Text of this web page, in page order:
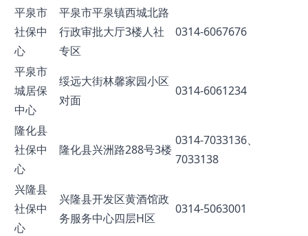
平泉市
社保中
心
平泉市平泉镇西城北路
行政审批大厅3楼人社
专区
0314-6067676
平泉市
城居保
中心
绥远大街林馨家园小区
对面
0314-6061234
隆化县
社保中
心
隆化县兴洲路288号3楼
0314-7033136、
7033138
兴隆县
社保中
心
兴隆县开发区黄酒馆政
务服务中心四层H区
0314-5063001